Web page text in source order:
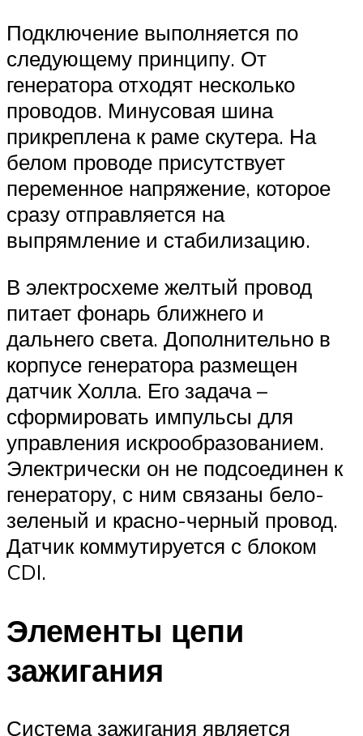
Подключение выполняется по
следующему принципу. От
генератора отходят несколько
проводов. Минусовая шина
прикреплена к раме скутера. На
белом проводе присутствует
переменное напряжение, которое
сразу отправляется на
выпрямление и стабилизацию.
В электросхеме желтый провод
питает фонарь ближнего и
дальнего света. Дополнительно в
корпусе генератора размещен
датчик Холла. Его задача –
сформировать импульсы для
управления искрообразованием.
Электрически он не подсоединен к
генератору, с ним связаны бело-
зеленый и красно-черный провод.
Датчик коммутируется с блоком
CDI.
Элементы цепи
зажигания
Система зажигания является